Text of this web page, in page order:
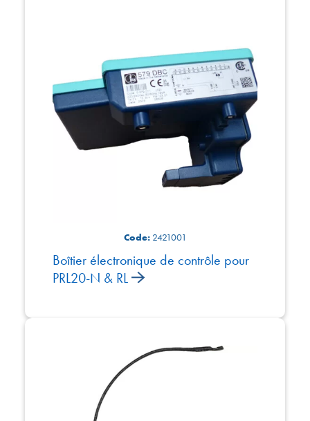
Code:2421001
Boîtier électronique de contrôle pour
PRL20-N & RL